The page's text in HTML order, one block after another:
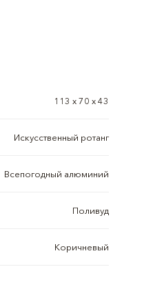
113 х 70 х 43
Искусственный ротанг
Всепогодный алюминий
Поливуд
Коричневый